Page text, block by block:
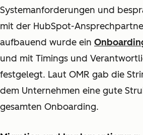
Systemanforderungen und
mit der HubSpot-
aufbauend wurde ein
und mit Timings und
festgelegt. Laut OMR gab die
dem Unternehmen eine gute
gesamten Onboarding.